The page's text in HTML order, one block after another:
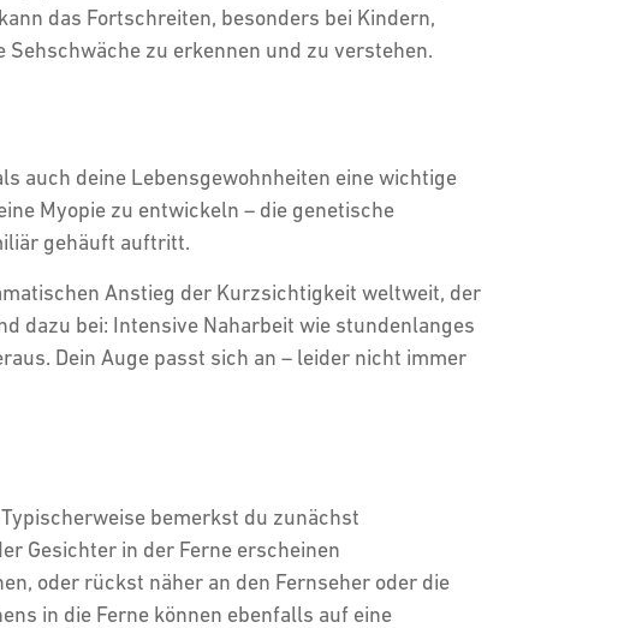
das Fortschreiten, besonders bei Kindern,
zu erkennen und zu verstehen.
auch deine Lebensgewohnheiten eine wichtige
Myopie zu entwickeln – die genetische
gehäuft auftritt.
Anstieg der Kurzsichtigkeit weltweit, der
dazu bei: Intensive Naharbeit wie stundenlanges
Dein Auge passt sich an – leider nicht immer
bemerkst du zunächst
Gesichter in der Ferne erscheinen
oder rückst näher an den Fernseher oder die
in die Ferne können ebenfalls auf eine